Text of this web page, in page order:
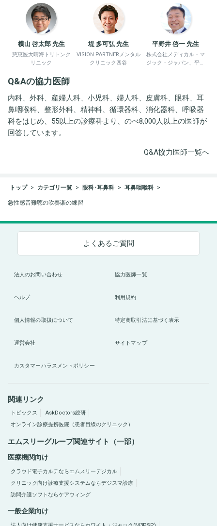
横山 啓太郎 先生
慈恵医大晴海トリトンク
リニック
堤 多可弘 先生
VISION PARTNERメンタル
クリニック四谷
平野井 啓一 先生
株式会社メディカル・マ
ジック・ジャパン、平野
Q&Aの協力医師
内科、外科、産婦人科、小児科、婦人科、皮膚科、眼科、耳
鼻咽喉科、整形外科、精神科、循環器科、消化器科、呼吸器
科をはじめ、55以上の診療科より、のべ8,000人以上の医師が
回答しています。
Q&A協力医師一覧へ
トップ カテゴリ一覧 眼科･耳鼻科 耳鼻咽喉科
急性感音難聴の吹奏楽の練習
よくあるご質問
法人のお問い合わせ 協力医師一覧
ヘルプ 利用規約
個人情報の取扱について 特定商取引法に基づく表示
運営会社 サイトマップ
カスタマーハラスメントポリシー
関連リンク
トピックス
AskDoctors総研
オンライン診療提携医院（患者目線のクリニック）
エムスリーグループ関連サイト（一部）
医療機関向け
クラウド電子カルテならエムスリーデジカル
クリニック向け診療支援システムならデジスマ診療
訪問介護ソフトならケアウィング
一般企業向け